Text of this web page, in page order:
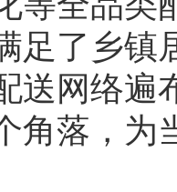
足了乡镇
送网络遍
角落，为